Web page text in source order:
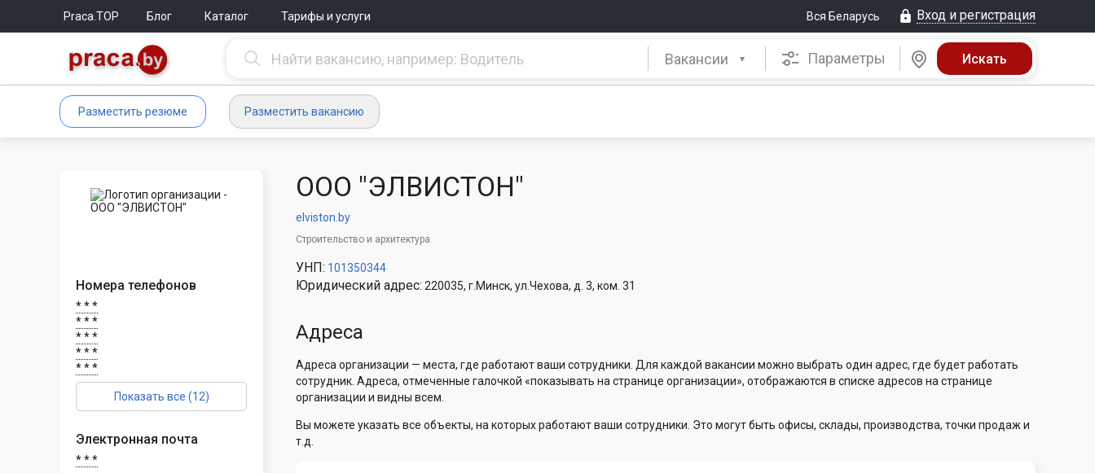
Praca.TOP Блог Каталог Тарифы и услуги Вся Беларусь Вход и регистрация
Вакансии Параметры
Разместить резюме Разместить вакансию
Номера телефонов
* * *
* * *
* * *
* * *
* * *
Показать все (12)
Электронная почта
* * *
ООО "ЭЛВИСТОН"
elviston.by
Строительство и архитектура
УНП: 101350344
Юридический адрес: 220035, г.Минск, ул.Чехова, д. 3, ком. 31
Адреса
Адреса организации — места, где работают ваши сотрудники. Для каждой вакансии можно выбрать один адрес, где будет работать
сотрудник. Адреса, отмеченные галочкой «показывать на странице организации», отображаются в списке адресов на странице
организации и видны всем.
Вы можете указать все объекты, на которых работают ваши сотрудники. Это могут быть офисы, склады, производства, точки продаж и
т.д.